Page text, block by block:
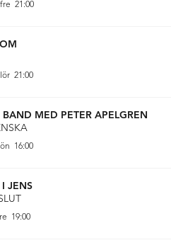
fre 21:00
lör 21:00
BAND MED PETER APELGREN
16:00
I JENS
19:00